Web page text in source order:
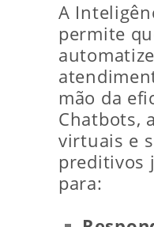
A
permite
mão da
Chatbots,
virtuais e
preditivos
para: